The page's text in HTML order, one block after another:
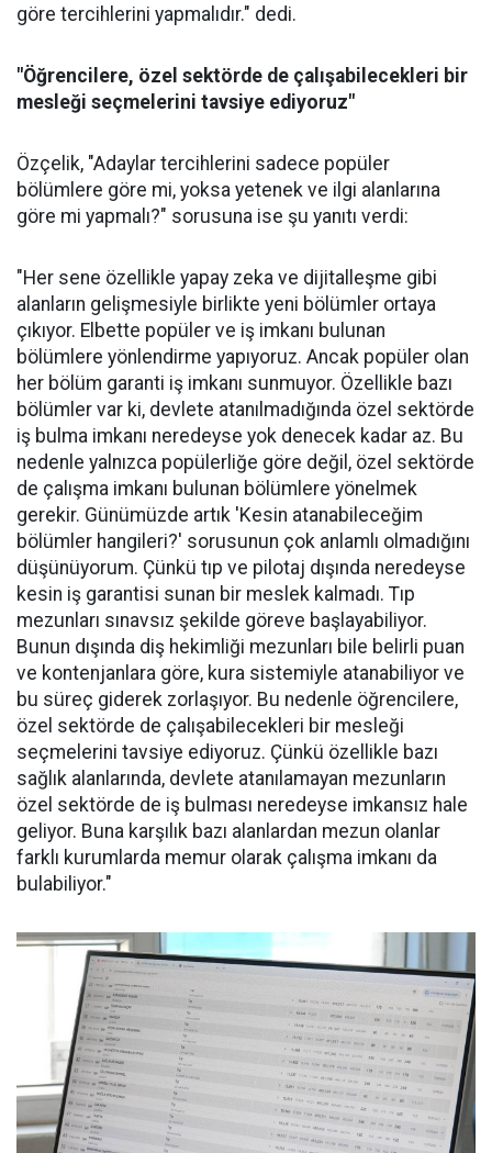
göre tercihlerini yapmalıdır." dedi.
"Öğrencilere, özel sektörde de çalışabilecekleri bir
mesleği seçmelerini tavsiye ediyoruz"
Özçelik, "Adaylar tercihlerini sadece popüler
bölümlere göre mi, yoksa yetenek ve ilgi alanlarına
göre mi yapmalı?" sorusuna ise şu yanıtı verdi:
"Her sene özellikle yapay zeka ve dijitalleşme gibi
alanların gelişmesiyle birlikte yeni bölümler ortaya
çıkıyor. Elbette popüler ve iş imkanı bulunan
bölümlere yönlendirme yapıyoruz. Ancak popüler olan
her bölüm garanti iş imkanı sunmuyor. Özellikle bazı
bölümler var ki, devlete atanılmadığında özel sektörde
iş bulma imkanı neredeyse yok denecek kadar az. Bu
nedenle yalnızca popülerliğe göre değil, özel sektörde
de çalışma imkanı bulunan bölümlere yönelmek
gerekir. Günümüzde artık 'Kesin atanabileceğim
bölümler hangileri?' sorusunun çok anlamlı olmadığını
düşünüyorum. Çünkü tıp ve pilotaj dışında neredeyse
kesin iş garantisi sunan bir meslek kalmadı. Tıp
mezunları sınavsız şekilde göreve başlayabiliyor.
Bunun dışında diş hekimliği mezunları bile belirli puan
ve kontenjanlara göre, kura sistemiyle atanabiliyor ve
bu süreç giderek zorlaşıyor. Bu nedenle öğrencilere,
özel sektörde de çalışabilecekleri bir mesleği
seçmelerini tavsiye ediyoruz. Çünkü özellikle bazı
sağlık alanlarında, devlete atanılamayan mezunların
özel sektörde de iş bulması neredeyse imkansız hale
geliyor. Buna karşılık bazı alanlardan mezun olanlar
farklı kurumlarda memur olarak çalışma imkanı da
bulabiliyor."